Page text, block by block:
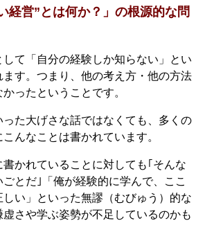
経営”とは何か？」の根源的な問
て「自分の経験しか知らない」とい
ます。つまり、他の考え方・他の方法
ったということです。
った大げさな話ではなくても、多くの
んなことは書かれています。
書かれていることに対しても｢そんな
とだ｣「俺が経験的に学んで、ここ
しい」といった無謬（むびゅう）的な
さや学ぶ姿勢が不足しているのかも